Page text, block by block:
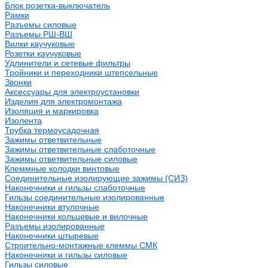
Блок розетка-выключатель
Рамки
Разъемы силовые
Разъемы РШ-ВШ
Вилки каучуковые
Розетки каучуковые
Удлинители и сетевые фильтры
Тройники и переходники штепсельные
Звонки
Аксессуары для электроустановки
Изделия для электромонтажа
Изоляция и маркировка
Изолента
Трубка термоусадочная
Зажимы ответвительные
Зажимы ответвительные слаботочные
Зажимы ответвительные силовые
Клеммные колодки винтовые
Соединительные изолирующие зажимы (СИЗ)
Наконечники и гильзы слаботочные
Гильзы соединительные изолированные
Наконечники втулочные
Наконечники кольцевые и вилочные
Разъемы изолированные
Наконечники штыревые
Строительно-монтажные клеммы СМК
Наконечники и гильзы силовые
Гильзы силовые